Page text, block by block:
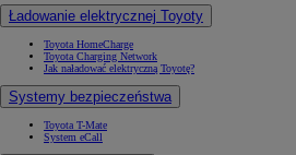
Ładowanie elektrycznej Toyoty
Toyota HomeCharge
Toyota Charging Network
Jak naładować elektryczną Toyotę?
Systemy bezpieczeństwa
Toyota T-Mate
System eCall